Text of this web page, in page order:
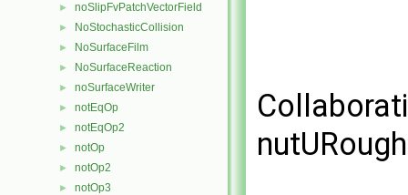
► noSlipFvPatchVectorField
► NoStochasticCollision
► NoSurfaceFilm
► NoSurfaceReaction
► noSurfaceWriter
► notEqOp
► notEqOp2
► notOp
► notOp2
► notOp3